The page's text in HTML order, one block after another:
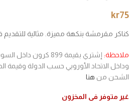
kr75
كناكر مقرمشة بنكهة مميزة. مثالية
ملاحظة:
إشتري بقيمة 899
وداخل الاتحاد الأوروبي حسب الدولة وقيمة
الشحن من هنا
غير متوفر في المخزون